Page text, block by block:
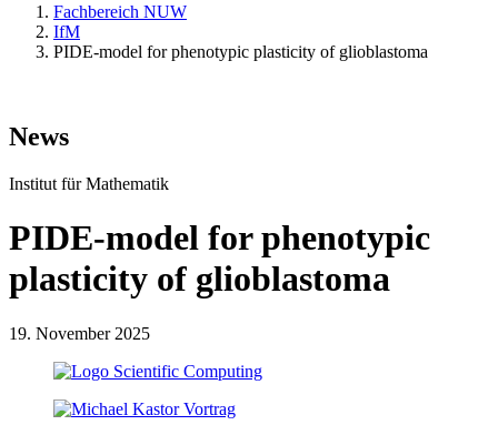
Fachbereich NUW
IfM
PIDE-model for phenotypic plasticity of glioblastoma
News
Institut für Mathematik
PIDE-model for phenotypic
plasticity of glioblastoma
19. November 2025